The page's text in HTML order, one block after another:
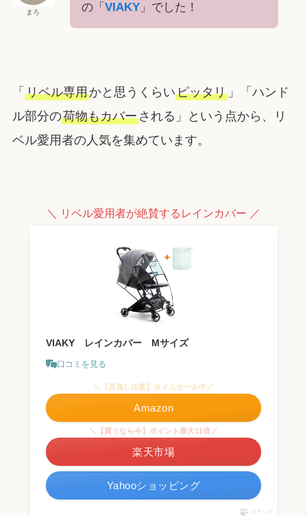
まろ
の「 VIAKY」でした！
「 リベル専用かと思うくらいピッタリ」「ハンド
ル部分の荷物もカバーされる」という点から、リ
ベル愛用者の人気を集めています。
＼ リベル愛用者が絶賛するレインカバー ／
VIAKY レインカバー Mサイズ
口コミを見る
＼【見逃し注意】タイムセール中／
Amazon
＼【買うなら今】ポイント最大11倍／
楽天市場
Yahooショッピング
ポチップ